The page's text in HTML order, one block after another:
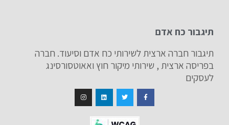
תיגבור כח אדם
תיגבור חברה ארצית לשירותי כח אדם וסיעוד. חברה
בפריסה ארצית , שירותי מיקור חוץ ואאוטסורסינג
לעסקים